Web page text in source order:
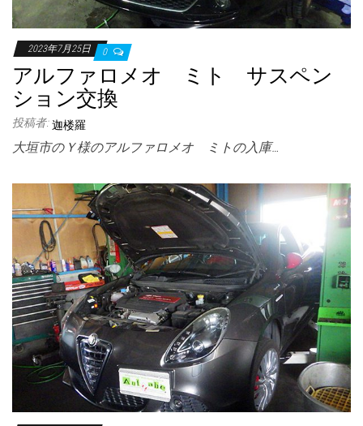
2023年7月25日 0
アルファロメオ ミト サスペン
ション交換
投稿者: 迦楼羅
大垣市のＹ様のアルファロメオ ミトの入庫…